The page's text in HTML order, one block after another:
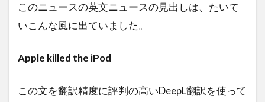
このニュースの英文ニュースの見出しは、たいて
いこんな風に出ていました。
Apple killed the iPod
この文を翻訳精度に評判の高いDeepL翻訳を使って